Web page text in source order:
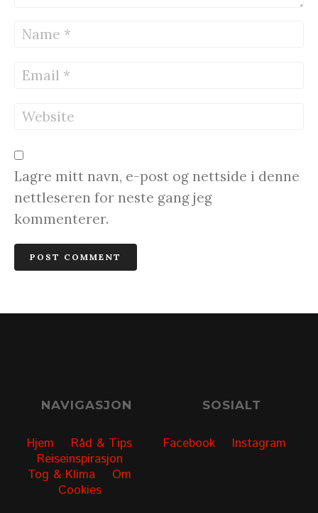
Lagre mitt navn, e-post og nettside i denne
nettleseren for neste gang jeg
kommenterer.
NAVIGASJON
Hjem
Råd & Tips
Reiseinspirasjon
Tog & Klima
Om
Cookies
SOSIALT
Facebook Instagram